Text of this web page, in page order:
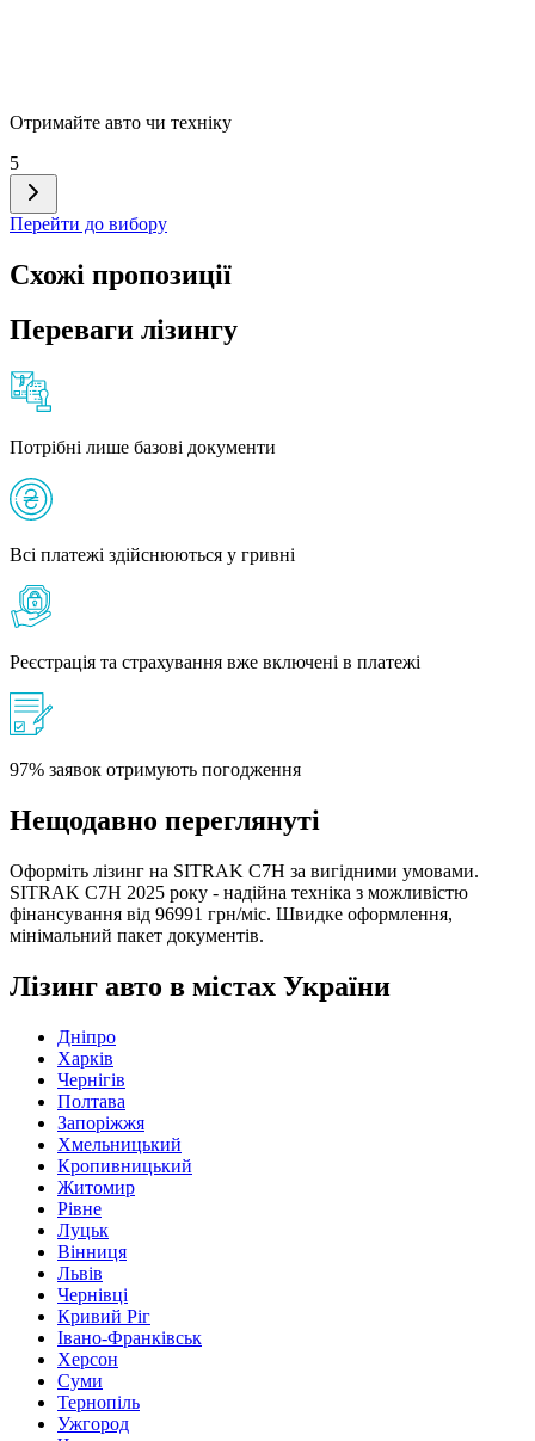
Отримайте авто чи техніку
5
Перейти до вибору
Схожі пропозиції
Переваги лізингу
Потрібні лише базові документи
Всі платежі здійснюються у гривні
Реєстрація та страхування вже включені в платежі
97% заявок отримують погодження
Нещодавно переглянуті
Оформіть лізинг на SITRAK C7H за вигідними умовами.
SITRAK C7H 2025 року - надійна техніка з можливістю
фінансування від 96991 грн/міс. Швидке оформлення,
мінімальний пакет документів.
Лізинг авто в містах України
Дніпро
Харків
Чернігів
Полтава
Запоріжжя
Хмельницький
Кропивницький
Житомир
Рівне
Луцьк
Вінниця
Львів
Чернівці
Кривий Ріг
Івано-Франківськ
Херсон
Суми
Тернопіль
Ужгород